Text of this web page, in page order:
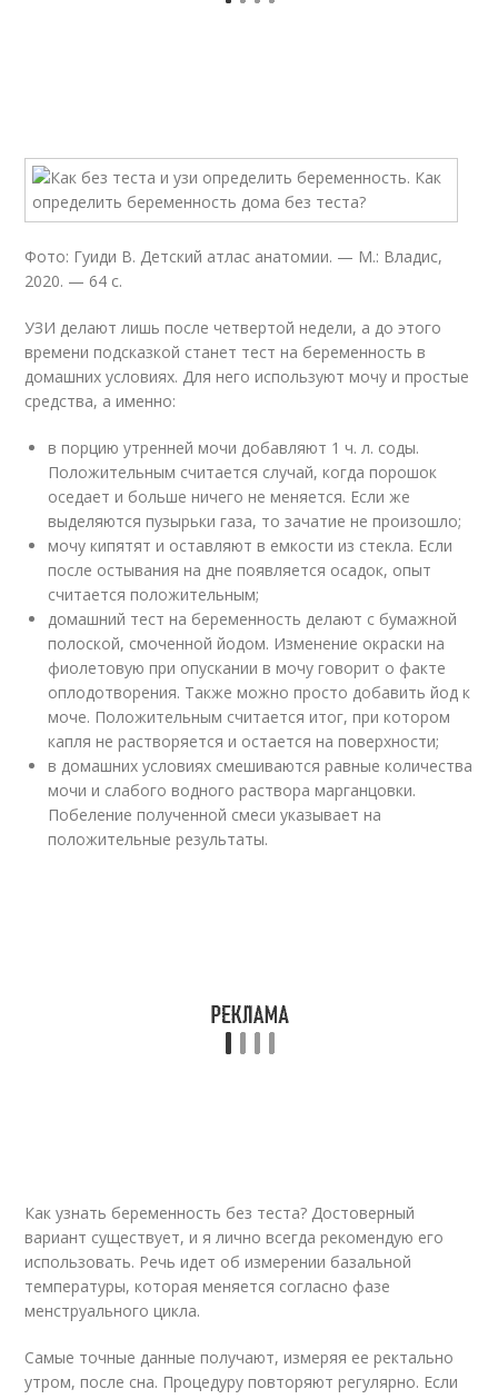
Фото: Гуиди В. Детский атлас анатомии. — М.: Владис,
2020. — 64 с.
УЗИ делают лишь после четвертой недели, а до этого
времени подсказкой станет тест на беременность в
домашних условиях. Для него используют мочу и простые
средства, а именно:
в порцию утренней мочи добавляют 1 ч. л. соды.
Положительным считается случай, когда порошок
оседает и больше ничего не меняется. Если же
выделяются пузырьки газа, то зачатие не произошло;
мочу кипятят и оставляют в емкости из стекла. Если
после остывания на дне появляется осадок, опыт
считается положительным;
домашний тест на беременность делают с бумажной
полоской, смоченной йодом. Изменение окраски на
фиолетовую при опускании в мочу говорит о факте
оплодотворения. Также можно просто добавить йод к
моче. Положительным считается итог, при котором
капля не растворяется и остается на поверхности;
в домашних условиях смешиваются равные количества
мочи и слабого водного раствора марганцовки.
Побеление полученной смеси указывает на
положительные результаты.
Как узнать беременность без теста? Достоверный
вариант существует, и я лично всегда рекомендую его
использовать. Речь идет об измерении базальной
температуры, которая меняется согласно фазе
менструального цикла.
Самые точные данные получают, измеряя ее ректально
утром, после сна. Процедуру повторяют регулярно. Если